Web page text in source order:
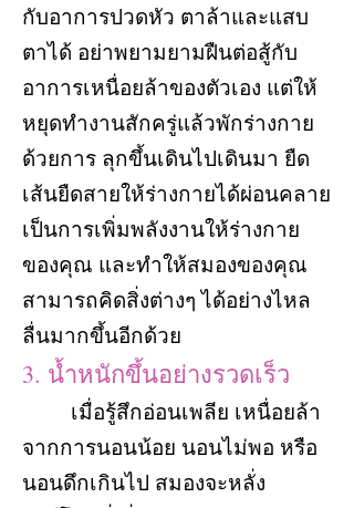
กับอาการปวดหัว ตาล้าและแสบ
ตาได้ อย่าพยามยามฝืนต่อสู้กับ
อาการเหนื่อยล้าของตัวเอง แต่ให้
หยุดทำงานสักครู่แล้วพักร่างกาย
ด้วยการ ลุกขึ้นเดินไปเดินมา ยืด
เส้นยืดสายให้ร่างกายได้ผ่อนคลาย
เป็นการเพิ่มพลังงานให้ร่างกาย
ของคุณ และทำให้สมองของคุณ
สามารถคิดสิ่งต่างๆ ได้อย่างไหล
ลื่นมากขึ้นอีกด้วย
3. น้ำหนักขึ้นอย่างรวดเร็ว
เมื่อรู้สึกอ่อนเพลีย เหนื่อยล้า
จากการนอนน้อย นอนไม่พอ หรือ
นอนดึกเกินไป สมองจะหลั่ง